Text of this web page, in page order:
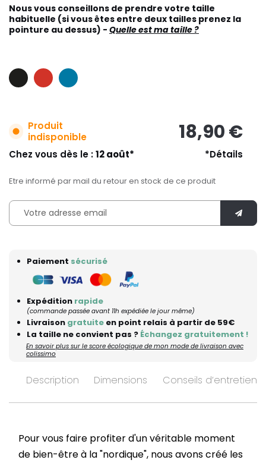
Nous vous conseillons de prendre votre taille
habituelle (si vous êtes entre deux tailles prenez la
pointure au dessus) - Quelle est ma taille ?
Produit
indisponible
18,90 €
Chez vous dès le :12 août* *Détails
Etre informé par mail du retour en stock de ce produit
Paiement sécurisé
Expédition rapide
(commande passée avant 11h expédiée le jour même)
Livraison gratuite en point relais à partir de 59€
La taille ne convient pas ? Échangez gratuitement !
En savoir plus sur le score écologique de mon mode de livraison avec
colissimo
Description Dimensions Conseils d’entretien
Pour vous faire profiter d'un véritable moment
de bien-être à la "nordique", nous avons créé les